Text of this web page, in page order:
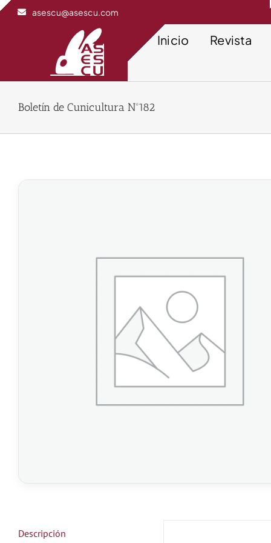
Saltar
asescu@asescu.com
Inicio Revista
Boletín de Cunicultura Nº182
Descripción